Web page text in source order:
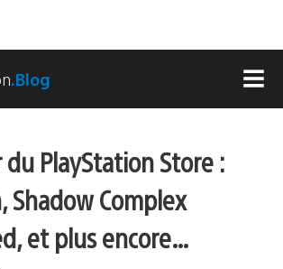
.Blog
du PlayStation Store :
Shadow Complex
et plus encore…